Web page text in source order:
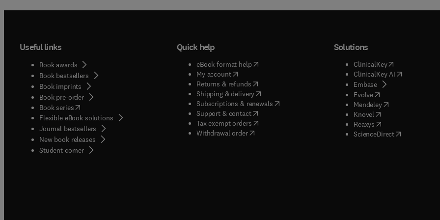
Useful links
Book awards
Book bestsellers
Book imprints
Book pre-order
Book series(opens in new tab/window
Flexible eBook solutions
Journal bestsellers
New book releases
Student corner( opens in new tab/window
Quick help
eBook format help( opens in new tab/window
My account( opens in new tab/window
Returns & refunds( opens in new tab/window
Shipping & delivery(opens in new tab/window
Subscriptions & renewals( opens in new tab/window
)
Support & contact( opens in new tab/window
Tax exempt orders( opens in new tab/window
Withdrawal order
Solutions
ClinicalKey(opens in new
ClinicalKey AI( opens in new
Embase( opens in new tab/
Evolve( opens in new tab/
Mendeley( opens in new tab/
Knovel opens in new tab/
Reaxys opens in new tab/
ScienceDirect( opens in new